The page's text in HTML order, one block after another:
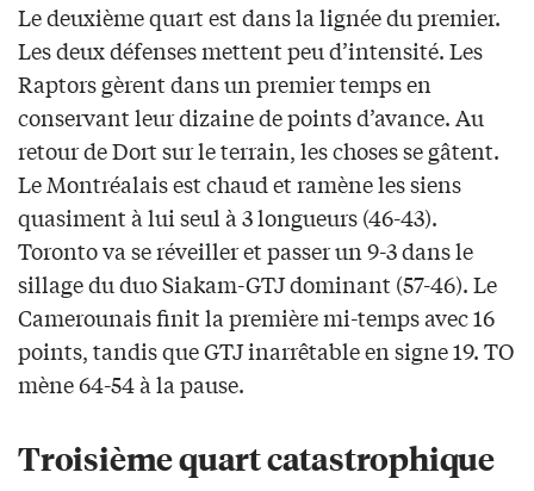
Le deuxième quart est dans la lignée du premier.
Les deux défenses mettent peu d’intensité. Les
Raptors gèrent dans un premier temps en
conservant leur dizaine de points d’avance. Au
retour de Dort sur le terrain, les choses se gâtent.
Le Montréalais est chaud et ramène les siens
quasiment à lui seul à 3 longueurs (46-43).
Toronto va se réveiller et passer un 9-3 dans le
sillage du duo Siakam-GTJ dominant (57-46). Le
Camerounais finit la première mi-temps avec 16
points, tandis que GTJ inarrêtable en signe 19. TO
mène 64-54 à la pause.
Troisième quart catastrophique